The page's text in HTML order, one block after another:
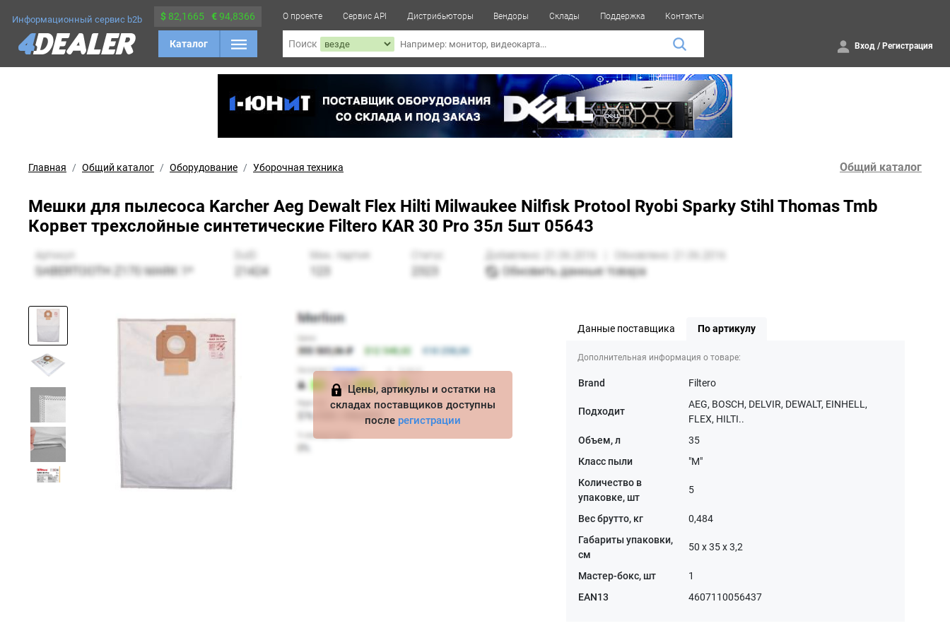
Информационный сервис b2b $ 82,1665 €94,8366
Каталог
О проекте Сервис API Дистрибьюторы Вендоры Склады Поддержка Контакты
Поиск Вход / Регистрация
Главная Общий каталог Оборудование Уборочная техника Общий каталог
Мешки для пылесоса Karcher Aeg Dewalt Flex Hilti Milwaukee Nilfisk Protool Ryobi Sparky Stihl Thomas Tmb
Корвет трехслойные синтетические Filtero KAR 30 Pro 35л 5шт 05643
Цены, артикулы и остатки на
складах поставщиков доступны
после регистрации
Данные поставщика По артикулу
Дополнительная информация о товаре:
Brand Filtero
Подходит
AEG, BOSCH, DELVIR, DEWALT, EINHELL,
FLEX, HILTI..
Объем, л
35
Класс пыли
"M"
Количество в
упаковке, шт
5
Вес брутто, кг
0,484
Габариты упаковки,
см
50 x 35 x 3,2
Мастер-бокс, шт
1
EAN13
4607110056437